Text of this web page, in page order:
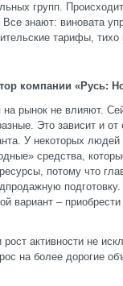
групп.
знают: виновата
тарифы, тихо
компании «Русь:
на рынок не влияют.
Это зависит и от
У некоторых
средства,
потому что
вариант –
активности не
на более дорогие